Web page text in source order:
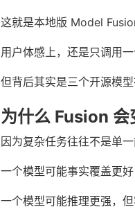
这就是本地版 Model
用户体感上，还是只调用一
但背后其实是三个开源模型
为什么 Fusion 会
因为复杂任务往往不是单一
一个模型可能事实覆盖更好
一个模型可能推理更强，但